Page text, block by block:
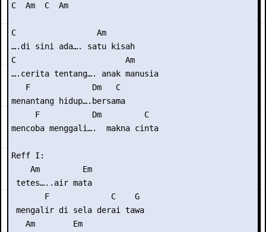
C  Am  C  Am
C                 Am
….di sini ada…. satu kisah
C                       Am
….cerita tentang…. anak manusia
   F             Dm   C
menantang hidup….bersama
     F           Dm         C
mencoba menggali….  makna cinta
Reff I:
    Am         Em
tetes…..air mata
       F             C    G
mengalir di sela derai tawa
   Am        Em